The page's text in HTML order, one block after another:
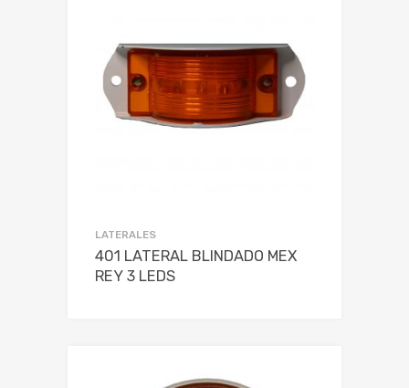
LATERALES
401 LATERAL BLINDADO MEX
REY 3 LEDS